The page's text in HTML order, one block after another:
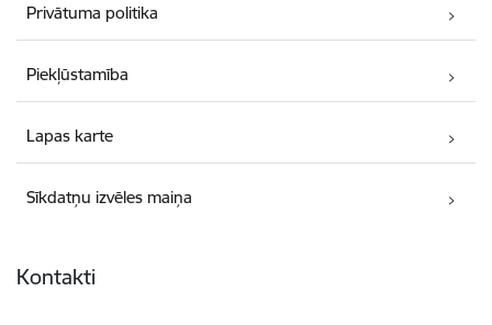
Privātuma politika
Piekļūstamība
Lapas karte
Sīkdatņu izvēles maiņa
Kontakti